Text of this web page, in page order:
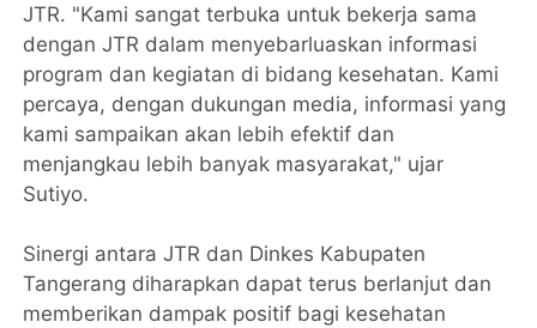
JTR. "Kami sangat terbuka untuk bekerja sama
dengan JTR dalam menyebarluaskan informasi
program dan kegiatan di bidang kesehatan. Kami
percaya, dengan dukungan media, informasi yang
kami sampaikan akan lebih efektif dan
menjangkau lebih banyak masyarakat," ujar
Sutiyo.
Sinergi antara JTR dan Dinkes Kabupaten
Tangerang diharapkan dapat terus berlanjut dan
memberikan dampak positif bagi kesehatan